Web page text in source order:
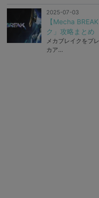
2025-07-03
【Mecha
ク」攻略まとめ
メカブレイクをプ
カア…